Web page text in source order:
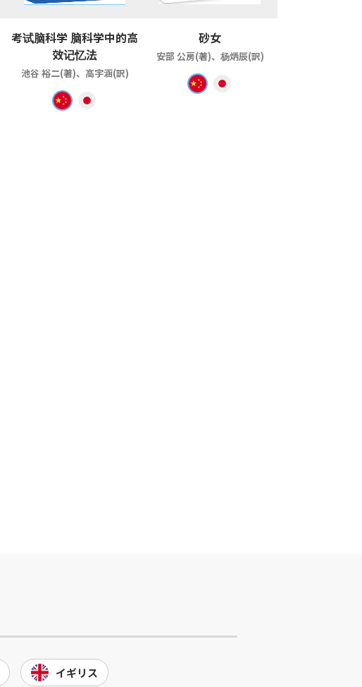
考试脑科学 脑科学中的高
效记忆法
池谷 裕二(著)、高宇涵(訳)
砂女
安部 公房(著)、杨炳辰(訳)
イギリス